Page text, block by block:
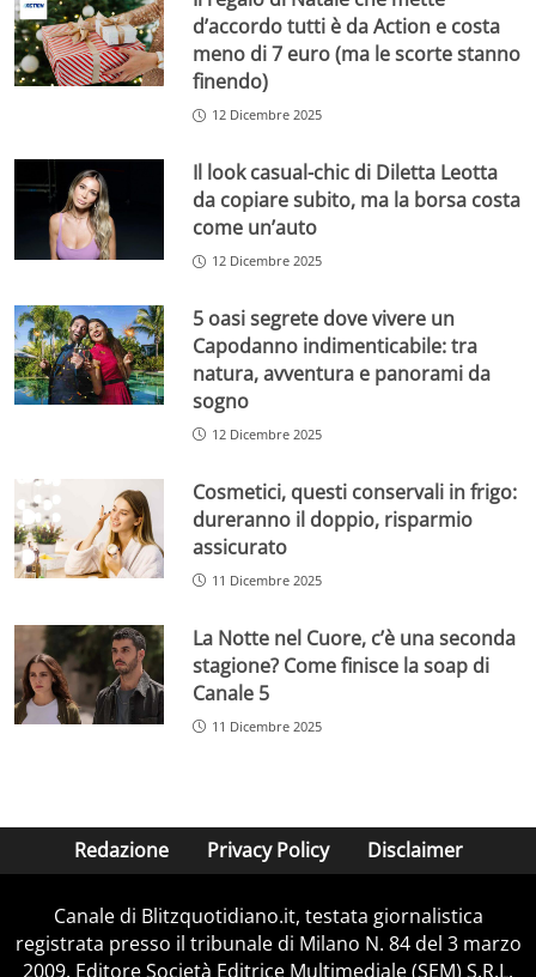
d’accordo tutti è da Action e costa
meno di 7 euro (ma le scorte stanno
finendo)
12 Dicembre 2025
Il look casual-chic di Diletta Leotta
da copiare subito, ma la borsa costa
come un’auto
12 Dicembre 2025
5 oasi segrete dove vivere un
Capodanno indimenticabile: tra
natura, avventura e panorami da
sogno
12 Dicembre 2025
Cosmetici, questi conservali in frigo:
dureranno il doppio, risparmio
assicurato
11 Dicembre 2025
La Notte nel Cuore, c’è una seconda
stagione? Come finisce la soap di
Canale 5
11 Dicembre 2025
Redazione Privacy Policy Disclaimer
Canale di Blitzquotidiano.it, testata giornalistica
registrata presso il tribunale di Milano N. 84 del 3 marzo
2009. Editore Società Editrice Multimediale (SEM) S.R.L.